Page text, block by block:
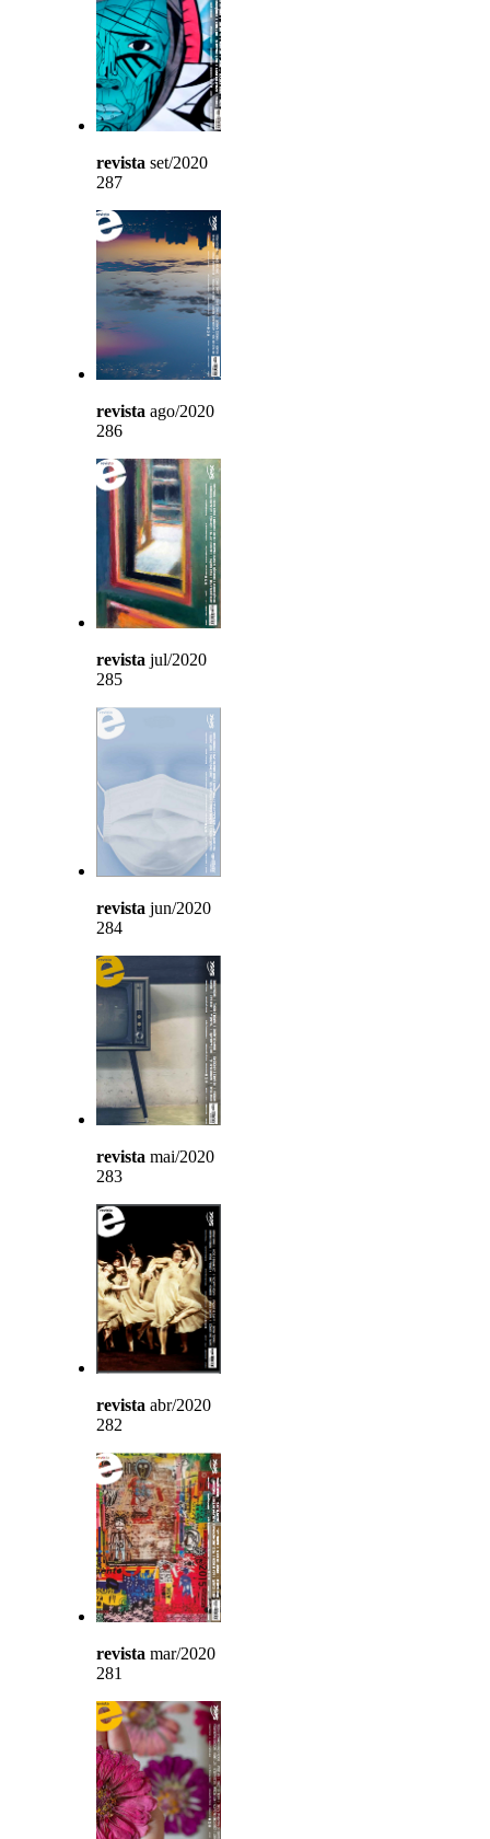
revista set/2020
287
revista ago/2020
286
revista jul/2020
285
revista jun/2020
284
revista mai/2020
283
revista abr/2020
282
revista mar/2020
281